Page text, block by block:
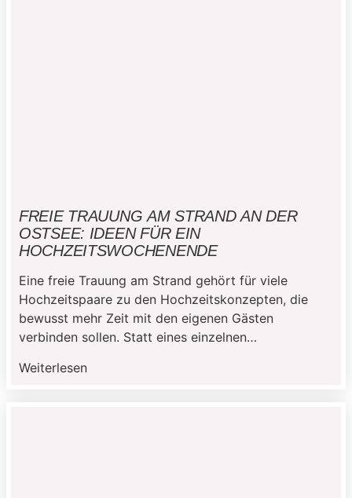
FREIE TRAUUNG AM STRAND AN DER
OSTSEE: IDEEN FÜR EIN
HOCHZEITSWOCHENENDE
Eine freie Trauung am Strand gehört für viele
Hochzeitspaare zu den Hochzeitskonzepten, die
bewusst mehr Zeit mit den eigenen Gästen
verbinden sollen. Statt eines einzelnen
inzwischen für ein ganzes Hochzeitswochenende,
Weiterlesen